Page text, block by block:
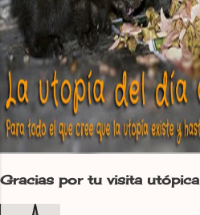
Gracias por tu visita utópica